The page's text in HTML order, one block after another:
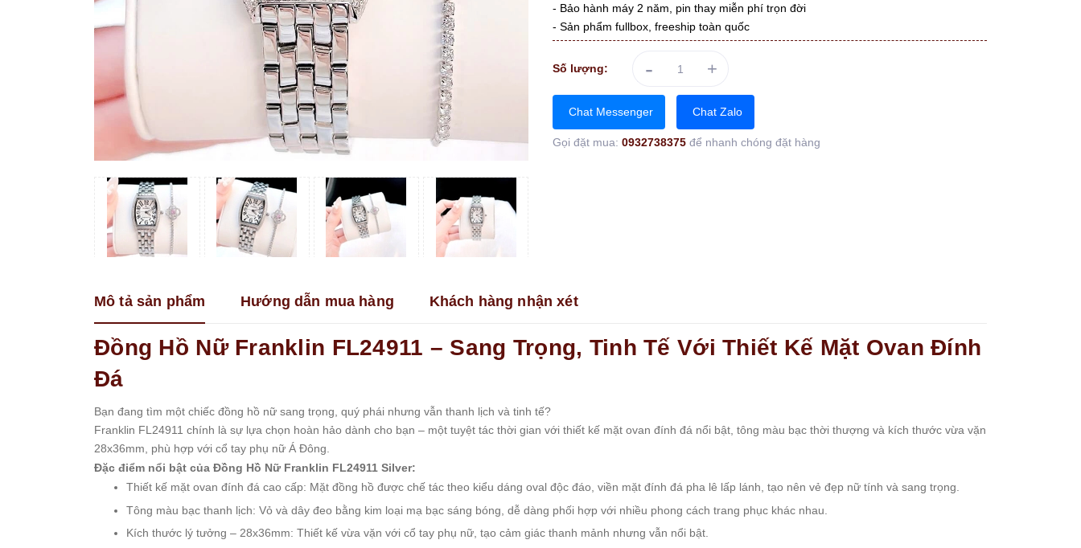
Nữ
Amica
Carnival
Christian
Sant
Coach
Franklin
Guess
Jimi
Kemil
Madocy
Marc
Melissa
Michael
Kors
Rivero
Roberto
- Bảo hành máy 2 năm, pin thay miễn phí trọn đời
- Sản phẩm fullbox, freeship toàn quốc
Số lượng: - +
Chat Messenger Chat Zalo
Gọi đặt mua: 0932738375 để nhanh chóng đặt hàng
Mô tả sản phẩm Hướng dẫn mua hàng Khách hàng nhận xét
Đồng Hồ Nữ Franklin FL24911 – Sang Trọng, Tinh Tế Với Thiết Kế Mặt Ovan Đính
Đá
Bạn đang tìm một chiếc đồng hồ nữ sang trọng, quý phái nhưng vẫn thanh lịch và tinh tế?
Franklin FL24911 chính là sự lựa chọn hoàn hảo dành cho bạn – một tuyệt tác thời gian với thiết kế mặt ovan đính đá nổi bật, tông màu bạc thời thượng và kích thước vừa vặn
28x36mm, phù hợp với cổ tay phụ nữ Á Đông.
Đặc điểm nổi bật của Đồng Hồ Nữ Franklin FL24911 Silver:
Thiết kế mặt ovan đính đá cao cấp: Mặt đồng hồ được chế tác theo kiểu dáng oval độc đáo, viền mặt đính đá pha lê lấp lánh, tạo nên vẻ đẹp nữ tính và sang trọng.
Tông màu bạc thanh lịch: Vỏ và dây đeo bằng kim loại mạ bạc sáng bóng, dễ dàng phối hợp với nhiều phong cách trang phục khác nhau.
Kích thước lý tưởng – 28x36mm: Thiết kế vừa vặn với cổ tay phụ nữ, tạo cảm giác thanh mảnh nhưng vẫn nổi bật.